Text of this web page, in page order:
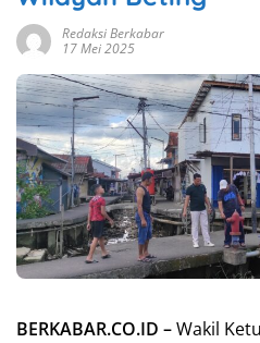
Redaksi Berkabar
17 Mei 2025
BERKABAR.CO.ID –Wakil